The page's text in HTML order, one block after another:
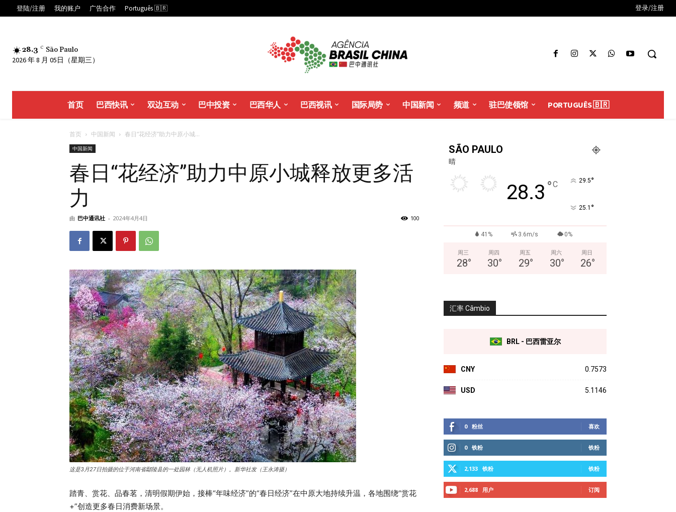
登陆/注册 我的账户 广告合作 Português 🇧🇷 登录/注册
28.3 C São Paulo
2026 年 8 月 05日（星期三）
首页 巴西快讯 双边互动 巴中投资 巴西华人 巴西视讯 国际局势 中国新闻 频道 驻巴使领馆 PORTUGUÊS 🇧🇷
首页 中国新闻 春日“花经济”助力中原小城...
中国新闻
春日“花经济”助力中原小城释放更多活
力
由 巴中通讯社 - 2024年4月4日 100
这是3月27日拍摄的位于河南省鄢陵县的一处园林（无人机照片）。新华社发（王永涛摄）
踏青、赏花、品春茗，清明假期伊始，接棒“年味经济”的“春日经济”在中原大地持续升温，各地围绕“赏花
+”创造更多春日消费新场景。
SÃO PAULO
晴
28.3 °C 29.5°
25.1 °
41% 3.6m/s 0%
周三
28°
周四
30°
周五
29°
周六
30°
周日
26°
汇率 Câmbio
BRL - 巴西雷亚尔
CNY 0.7573
USD 5.1146
0 粉丝 喜欢
0 铁粉 铁粉
2,133 铁粉 铁粉
2,688 用户 订阅